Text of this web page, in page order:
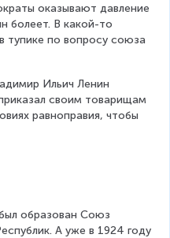
оказывают давление
болеет. В какой-то
тупике по вопросу союза
Ильич Ленин
своим товарищам
равноправия, чтобы
образован Союз
А уже в 1924 году